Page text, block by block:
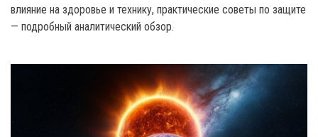
влияние на здоровье и технику, практические советы по защите
— подробный аналитический обзор.